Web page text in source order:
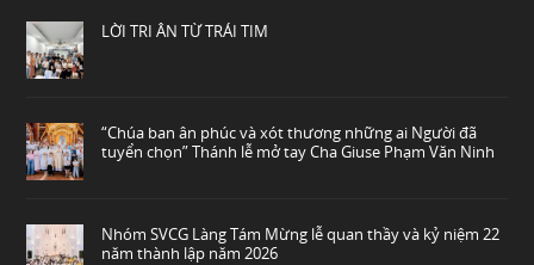
LỜI TRI ÂN TỪ TRÁI TIM
“Chúa ban ân phúc và xót thương những ai Người đã
tuyển chọn” Thánh lễ mở tay Cha Giuse Phạm Văn Ninh
Nhóm SVCG Làng Tám Mừng lễ quan thầy và kỷ niệm 22
năm thành lập năm 2026